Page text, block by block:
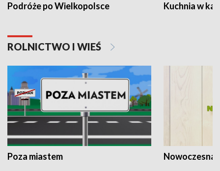
Podróże po Wielkopolsce Kuchnia w
ROLNICTWO I WIEŚ
Poza miastem Nowoczesna